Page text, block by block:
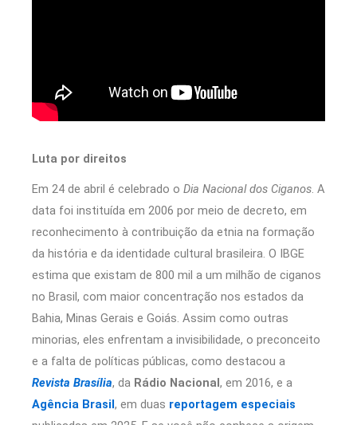
Luta por direitos
Em 24 de abril é celebrado o Dia Nacional dos Ciganos . A
data foi instituída em 2006 por meio de decreto, em
reconhecimento à contribuição da etnia na formação
da história e da identidade cultural brasileira. O IBGE
estima que existam de 800 mil a um milhão de ciganos
no Brasil, com maior concentração nos estados da
Bahia, Minas Gerais e Goiás. Assim como outras
minorias, eles enfrentam a invisibilidade, o preconceito
e a falta de políticas públicas, como destacou a
Revista Brasília, da Rádio Nacional, em 2016, e a
Agência Brasil, em duas reportagem especiais